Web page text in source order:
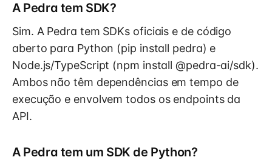
A Pedra tem SDK?
Sim. A Pedra tem SDKs oficiais e de código
aberto para Python (pip install pedra) e
Node.js/TypeScript (npm install @pedra-ai/sdk).
Ambos não têm dependências em tempo de
execução e envolvem todos os endpoints da
API.
A Pedra tem um SDK de Python?